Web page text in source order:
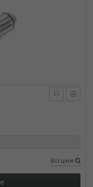
Всі ціни